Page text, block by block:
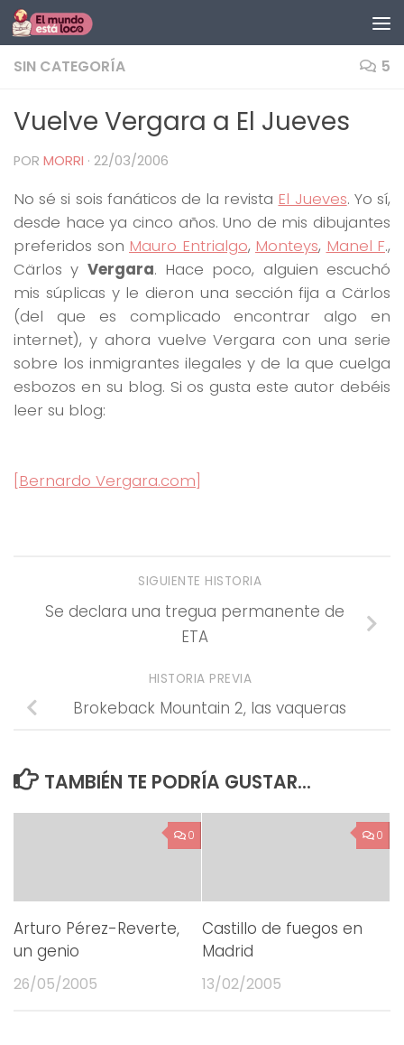
Saltar al contenido
SIN CATEGORÍA 5
Vuelve Vergara a El Jueves
POR MORRI · 22/03/2006
No sé si sois fanáticos de la revista El Jueves. Yo sí,
desde hace ya cinco años. Uno de mis dibujantes
preferidos son Mauro Entrialgo, Monteys, Manel F.,
Cärlos y Vergara. Hace poco, alguien escuchó
mis súplicas y le dieron una sección fija a Cärlos
(del que es complicado encontrar algo en
internet), y ahora vuelve Vergara con una serie
sobre los inmigrantes ilegales y de la que cuelga
esbozos en su blog. Si os gusta este autor debéis
leer su blog:
[Bernardo Vergara.com]
SIGUIENTE HISTORIA
Se declara una tregua permanente de
ETA
HISTORIA PREVIA
Brokeback Mountain 2, las vaqueras
TAMBIÉN TE PODRÍA GUSTAR...
0
Arturo Pérez-Reverte,
un genio
26/05/2005
0
Castillo de fuegos en
Madrid
13/02/2005